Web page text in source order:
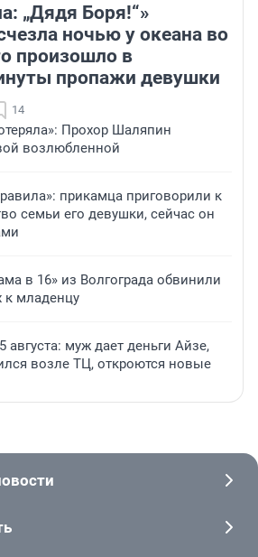
„Дядя Боря!“»
ночью у океана во
произошло в
пропажи девушки
14
Прохор Шаляпин
возлюбленной
прикамца приговорили к
семьи его девушки, сейчас он
в 16» из Волгограда обвинили
к младенцу
муж дает деньги Айзе,
возле ТЦ, откроются новые